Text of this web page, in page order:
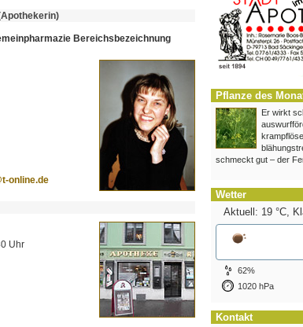
Bereichsbezeichnung
online.de
Uhr
Pflanze des
Er wirkt
schmeckt gut – der
Wetter
Aktuell: 19 °C,
62%
1020 hPa
Kontakt